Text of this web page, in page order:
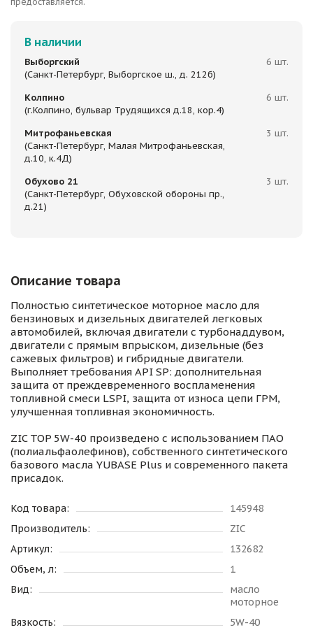
В наличии
Выборгский
(Санкт-Петербург, Выборгское ш., д. 212б)
6 шт.
Колпино
(г.Колпино, бульвар Трудящихся д.18, кор.4)
6 шт.
Митрофаньевская
(Санкт-Петербург, Малая Митрофаньевская,
д.10, к.4Д)
3 шт.
Обухово 21
(Санкт-Петербург, Обуховской обороны пр.,
д.21)
3 шт.
Описание товара
Полностью синтетическое моторное масло для
бензиновых и дизельных двигателей легковых
автомобилей, включая двигатели с турбонаддувом,
двигатели с прямым впрыском, дизельные (без
сажевых фильтров) и гибридные двигатели.
Выполняет требования API SP: дополнительная
защита от преждевременного воспламенения
топливной смеси LSPI, защита от износа цепи ГРМ,
улучшенная топливная экономичность.
ZIC TOP 5W-40 произведено с использованием ПАО
(полиальфаолефинов), собственного синтетического
базового масла YUBASE Plus и современного пакета
присадок.
Код товара:
145948
Производитель:
ZIC
Артикул:
132682
Объем, л:
1
Вид:
масло
моторное
Вязкость:
5W-40